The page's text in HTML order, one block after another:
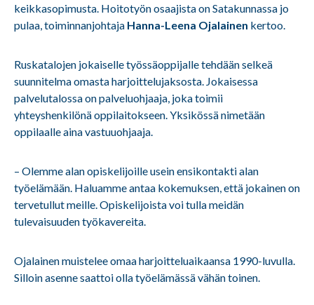
keikkasopimusta. Hoitotyön osaajista on Satakunnassa jo
pulaa, toiminnanjohtaja Hanna-Leena Ojalainen kertoo.
Ruskatalojen jokaiselle työssäoppijalle tehdään selkeä
suunnitelma omasta harjoittelujaksosta. Jokaisessa
palvelutalossa on palveluohjaaja, joka toimii
yhteyshenkilönä oppilaitokseen. Yksikössä nimetään
oppilaalle aina vastuuohjaaja.
– Olemme alan opiskelijoille usein ensikontakti alan
työelämään. Haluamme antaa kokemuksen, että jokainen on
tervetullut meille. Opiskelijoista voi tulla meidän
tulevaisuuden työkavereita.
Ojalainen muistelee omaa harjoitteluaikaansa 1990-luvulla.
Silloin asenne saattoi olla työelämässä vähän toinen.